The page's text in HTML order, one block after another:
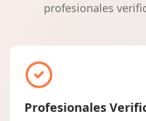
profesionales
Profesionales